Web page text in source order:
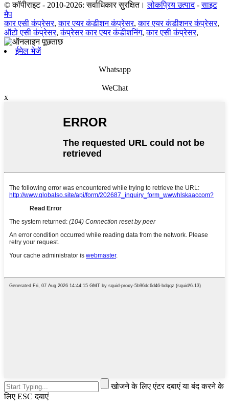
© कॉपीराइट - 2010-2026: सर्वाधिकार सुरक्षित। लोकप्रिय उत्पाद-साइट
मैप
कार एसी कंप्रेसर,कार एयर कंडीशन कंप्रेसर,कार एयर कंडीशनर कंप्रेसर,
ऑटो एसी कंप्रेसर,कंप्रेसर कार एयर कंडीशनिंग,कार एसी कंप्रेसर,
ईमेल भेजें
Whatsapp
WeChat
x
खोजने के लिए एंटर दबाएं या बंद करने के
लिए ESC दबाएं